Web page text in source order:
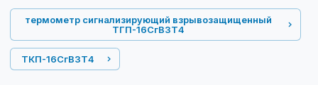
термометр сигнализирующий взрывозащищенный
ТГП-16СгВ3Т4
ТКП-16СгВ3Т4